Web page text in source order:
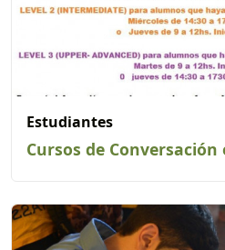
Estudiantes
Cursos de